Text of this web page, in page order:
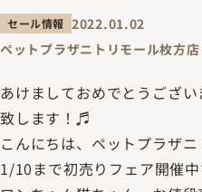
セール情報 2022.01.02
ペットプラザニトリモール枚方店
あけましておめでとうござ
致します！♬
こんにちは、ペットプラザ
1/10まで初売りフェア開催中